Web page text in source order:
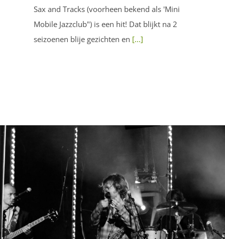
Sax and Tracks (voorheen bekend als 'Mini
Mobile Jazzclub") is een hit! Dat blijkt na 2
seizoenen blije gezichten en [...]